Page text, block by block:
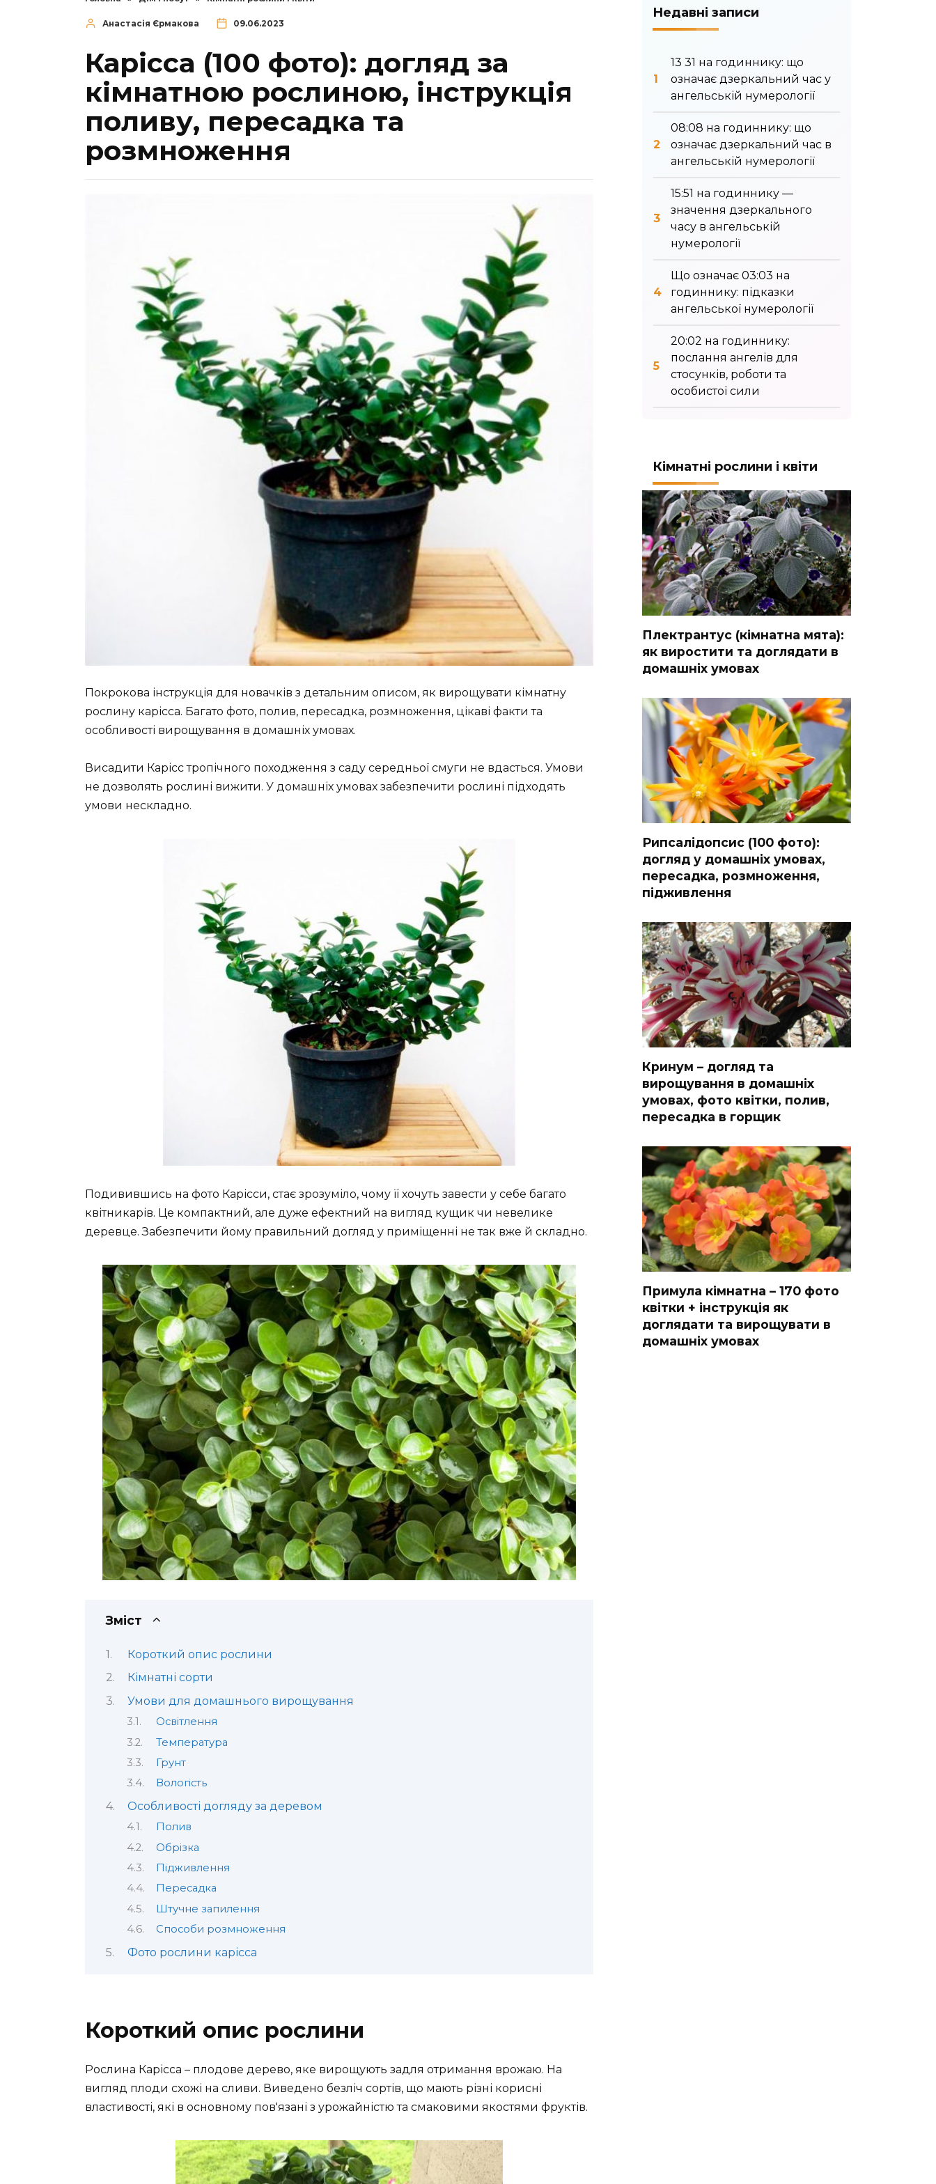
Анастасія Єрмакова 09.06.2023
Карісса (100 фото): догляд за
кімнатною рослиною, інструкція
поливу, пересадка та
розмноження
Покрокова інструкція для новачків з детальним описом, як вирощувати кімнатну
рослину карісса. Багато фото, полив, пересадка, розмноження, цікаві факти та
особливості вирощування в домашніх умовах.
Висадити Карісс тропічного походження з саду середньої смуги не вдасться. Умови
не дозволять рослині вижити. У домашніх умовах забезпечити рослині підходять
умови нескладно.
Подивившись на фото Карісси, стає зрозуміло, чому її хочуть завести у себе багато
квітникарів. Це компактний, але дуже ефектний на вигляд кущик чи невелике
деревце. Забезпечити йому правильний догляд у приміщенні не так вже й складно.
Зміст
Короткий опис рослини
Кімнатні сорти
Умови для домашнього вирощування
Освітлення
Температура
Грунт
Вологість
Особливості догляду за деревом
Полив
Обрізка
Підживлення
Пересадка
Штучне запилення
Способи розмноження
Фото рослини карісса
Короткий опис рослини
Рослина Карісса – плодове дерево, яке вирощують задля отримання врожаю. На
вигляд плоди схожі на сливи. Виведено безліч сортів, що мають різні корисні
властивості, які в основному пов'язані з урожайністю та смаковими якостями фруктів.
Недавні записи
13 31 на годиннику: що
означає дзеркальний час у
ангельській нумерології
08:08 на годиннику: що
означає дзеркальний час в
ангельській нумерології
15:51 на годиннику —
значення дзеркального
часу в ангельській
нумерології
Що означає 03:03 на
годиннику: підказки
ангельської нумерології
20:02 на годиннику:
послання ангелів для
стосунків, роботи та
особистої сили
Кімнатні рослини і квіти
Плектрантус (кімнатна мята):
як виростити та доглядати в
домашніх умовах
Рипсалідопсис (100 фото):
догляд у домашніх умовах,
пересадка, розмноження,
підживлення
Кринум – догляд та
вирощування в домашніх
умовах, фото квітки, полив,
пересадка в горщик
Примула кімнатна – 170 фото
квітки + інструкція як
доглядати та вирощувати в
домашніх умовах